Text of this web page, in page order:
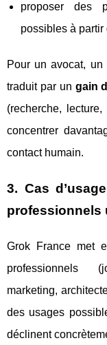
proposer des
possibles à partir
Pour un avocat,
traduit par un gain
(recherche,
concentrer
contact humain.
3. Cas
professionnels
Grok France met
professionnels
marketing,
des usages
déclinent